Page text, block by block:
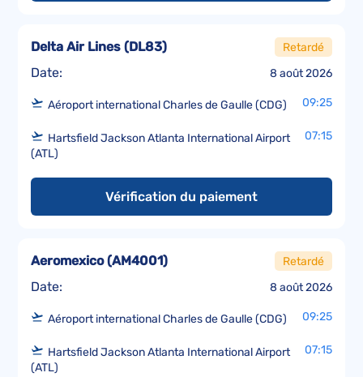
Date: 8 août 2026
Delta Air Lines (DL83) Retardé
Aéroport international Charles de Gaulle (CDG) 09:25
Hartsfield Jackson Atlanta International Airport
(ATL)
07:15
Vérification du paiement
Date: 8 août 2026
Aeromexico(AM4001) Retardé
Aéroport international Charles de Gaulle (CDG) 09:25
Hartsfield Jackson Atlanta International Airport
(ATL)
07:15